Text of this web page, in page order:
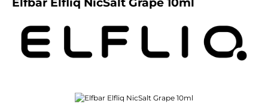
Bildergalerie überspringen